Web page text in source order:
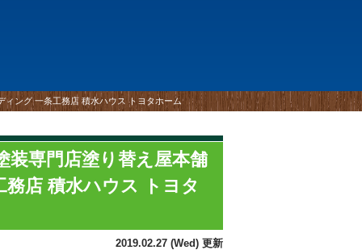
ング 一条工務店 積水ハウス トヨタホーム
装専門店塗り替え屋本舗
店 積水ハウス トヨタ
2019.02.27 (Wed) 更新